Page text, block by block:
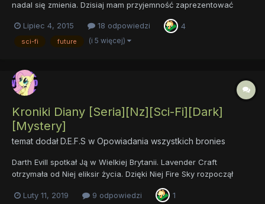
nadal się zmienia. Dzisiaj mam przyjemność zaprezentować
Shipping Crossover Sci-Fi Future NZ Rozdział 1
https://docs.google.com/document/d/1fWf...
Lipiec 4, 2015 18 odpowiedzi 4
sci-fi future (i 5 więcej)
Kroniki Diany [Seria][Nz][Sci-Fi][Dark]
[Mystery]
temat dodałD.E.F.S w Opowiadania wszystkich bronies
Darth Evill spotkał Ją w Wielkiej Brytanii. Lavender Craft
otrzymała od Niej eliksir życia. Dzięki Niej Fire Sky rozpoczął
To dzięki Niej Shadow Storm poznał prawdę o rodzicach. My
Luty 11, 2019 9 odpowiedzi 1